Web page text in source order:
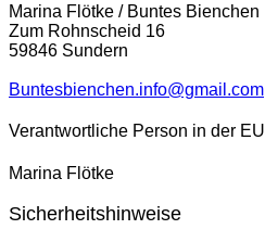
Marina Flötke / Buntes Bienchen
Zum Rohnscheid 16
59846 Sundern
Buntesbienchen.info@gmail.com
Verantwortliche Person in der EU
Marina Flötke
Sicherheitshinweise